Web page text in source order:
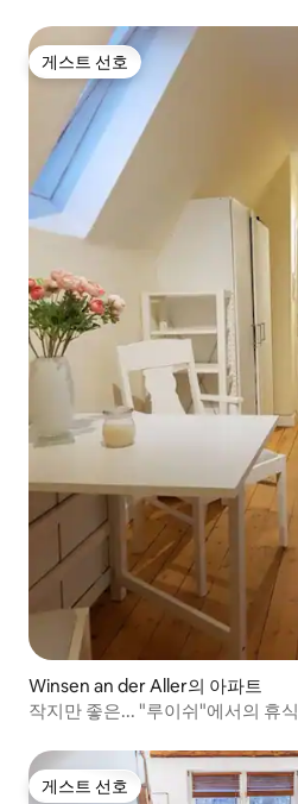
게스트 선호
게스트 선호
Winsen an der Aller의 아파트
작지만 좋은... "루이쉬"에서의 휴식
게스트 선호
게스트 선호